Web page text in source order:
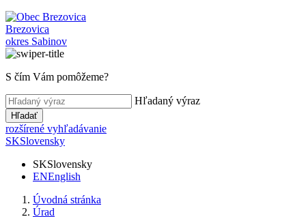
Brezovica
okres Sabinov
S čím Vám pomôžeme?
Hľadaný výraz
Hľadať
rozšírené vyhľadávanie
SKSlovensky
SKSlovensky
ENEnglish
Úvodná stránka
Úrad